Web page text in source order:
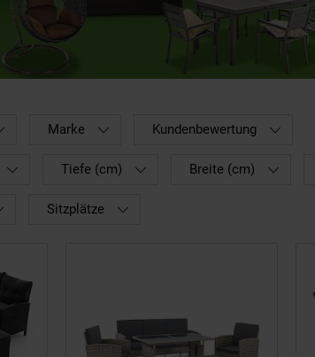
Marke Kundenbewertung
Tiefe (cm) Breite (cm)
Sitzplätze